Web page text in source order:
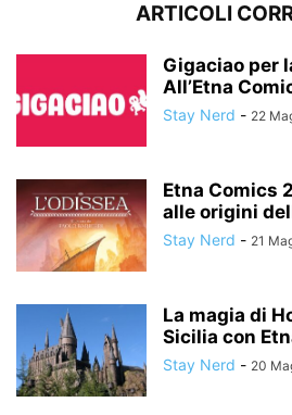
ARTICOLI
Gigaciao per
All’Etna
Stay Nerd - 22
Etna Comics
alle origini
Stay Nerd - 21
La magia di
Sicilia con
Stay Nerd - 20